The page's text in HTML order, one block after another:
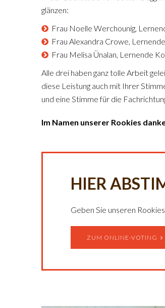
glänzen:
Frau Noelle Werchounig,
Frau Alexandra Crowe,
Frau Melisa Ünalan, Lernende
Alle drei haben ganz tolle Arbeit
diese Leistung auch mit Ihrer
und eine Stimme für die
Im Namen unserer Rookies
HIER
Geben Sie unseren
ZUM ONLINE-VOTING